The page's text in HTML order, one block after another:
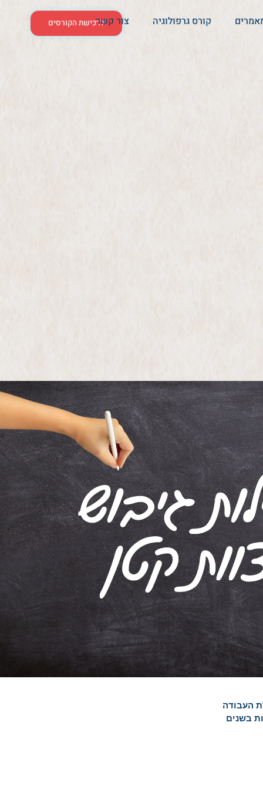
קורס גרפולוגיה צור קשר
לרכישת הקורסים
העבודה
בשנים